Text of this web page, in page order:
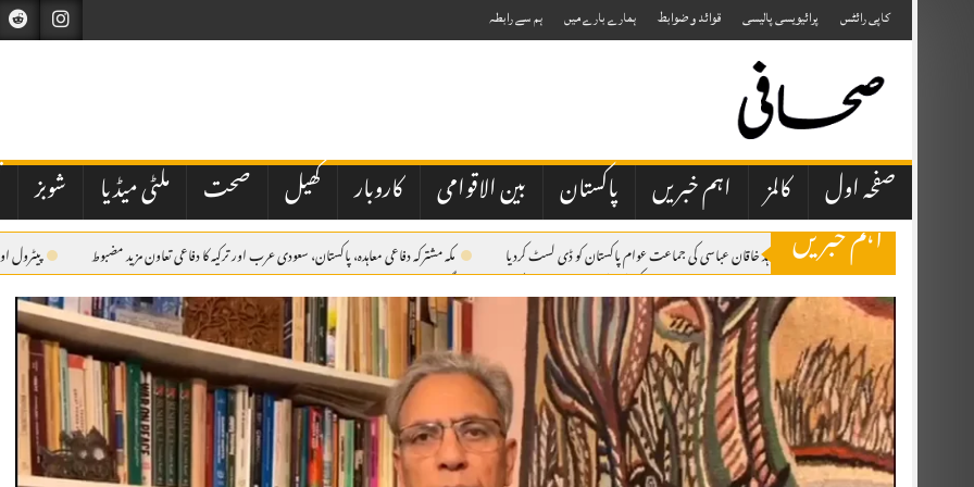
to
content
کاپی رائٹس پرائیویسی پالیسی قوائد و ضوابط ہمارے بارے میں ہم سے رابطہ
صفحہ اول کالمز اہم خبریں پاکستان بین الاقوامی کاروبار کھیل صحت ملٹی میڈیا شوبز
اہم خبریں
الیکشن کمیشن نے شاہد خاقان عباسی کی جماعت عوام پاکستان کو ڈی لسٹ کردیا مکہ مشترکہ دفاعی معاہدہ، پاکستان، سعودی عرب اور ترکیہ کا دفاعی تعاون مزید مضبوط پیٹرول
وزیر اعظم شہباز شریف اپنا دورہءِ سعودی عرب مکمل کرکے مدینہ منورہ سے پاکستان روانہ ہو گئے
سکھ طالب علم نے اسلامیات میں 98 اور ترجمہ قرآن میں 49 نمبر حاصل کرلیے 2026 کے نتائج کے مطابق مسلمان گھرانوں سے تعلق رکھنے والے تقریباً 10 ہزار طلبہ اسلامیات کے مضمون میں فیل ہوئے ہیں۔